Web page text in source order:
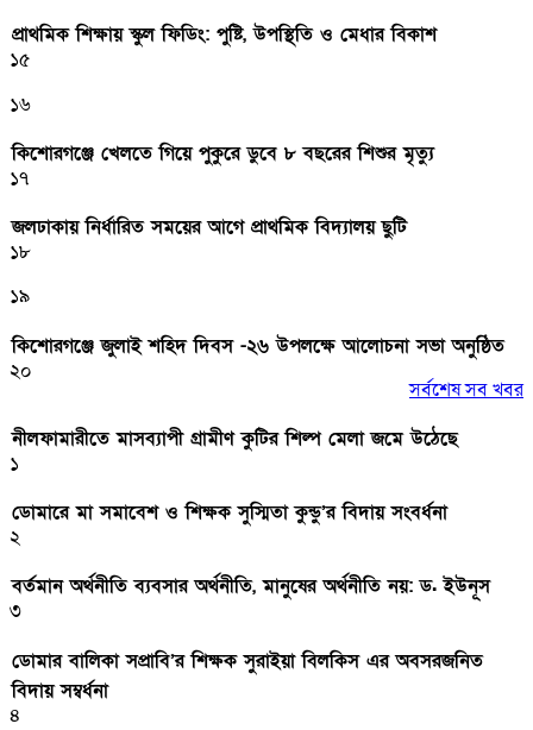
প্রাথমিক শিক্ষায় স্কুল ফিডিং: পুষ্টি, উপস্থিতি ও মেধার বিকাশ
১৫
১৬
কিশোরগঞ্জে খেলতে গিয়ে পুকুরে ডুবে ৮ বছরের শিশুর মৃত্যু
১৭
জলঢাকায় নির্ধারিত সময়ের আগে প্রাথমিক বিদ্যালয় ছুটি
১৮
১৯
কিশোরগঞ্জে জুলাই শহিদ দিবস -২৬ উপলক্ষে আলোচনা সভা অনুষ্ঠিত
২০
সর্বশেষ সব খবর
নীলফামারীতে মাসব্যাপী গ্রামীণ কুটির শিল্প মেলা জমে উঠেছে
১
ডোমারে মা সমাবেশ ও শিক্ষক সুস্মিতা কুন্ডু’র বিদায় সংবর্ধনা
২
বর্তমান অর্থনীতি ব্যবসার অর্থনীতি, মানুষের অর্থনীতি নয়: ড. ইউনূস
৩
ডোমার বালিকা সপ্রাবি’র শিক্ষক সুরাইয়া বিলকিস এর অবসরজনিত
বিদায় সম্বর্ধনা
৪